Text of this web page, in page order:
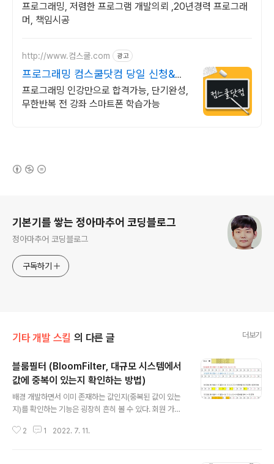
프로그래밍, 저렴한 프로그램 개발의뢰 ,20년경력 프로그래
머, 책임시공
http://www.컴스쿨.com 광고
프로그래밍 컴스쿨닷컴 당일 신청&결
제시 기프티콘!
프로그래밍 인강만으로 합격가능, 단기완성,
무한반복 전 강좌 스마트폰 학습가능
기본기를 쌓는 정아마추어 코딩블로그
정아마추어 코딩블로그
구독하기
기타 개발 스킬 의 다른 글 더보기
블룸필터 (BloomFilter, 대규모 시스템에서
값에 중복이 있는지 확인하는 방법)
배경 개발하면서 이미 존재하는 값인지(중복된 값이 있는
지)를 확인하는 기능은 굉장히 흔히 볼 수 있다. 회원 가입
중복 검사 같은 것이 그 예다. 🤔 사실 뭐 복잡할 게 있나?
2 1 2022. 7. 11.